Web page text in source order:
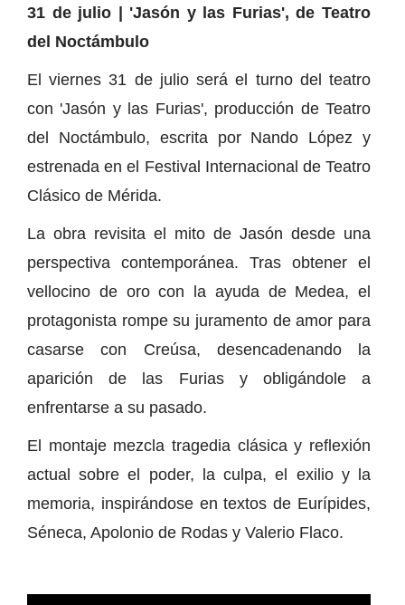
31 de julio | 'Jasón y las Furias', de Teatro
del Noctámbulo
El viernes 31 de julio será el turno del teatro
con 'Jasón y las Furias', producción de Teatro
del Noctámbulo, escrita por Nando López y
estrenada en el Festival Internacional de Teatro
Clásico de Mérida.
La obra revisita el mito de Jasón desde una
perspectiva contemporánea. Tras obtener el
vellocino de oro con la ayuda de Medea, el
protagonista rompe su juramento de amor para
casarse con Creúsa, desencadenando la
aparición de las Furias y obligándole a
enfrentarse a su pasado.
El montaje mezcla tragedia clásica y reflexión
actual sobre el poder, la culpa, el exilio y la
memoria, inspirándose en textos de Eurípides,
Séneca, Apolonio de Rodas y Valerio Flaco.